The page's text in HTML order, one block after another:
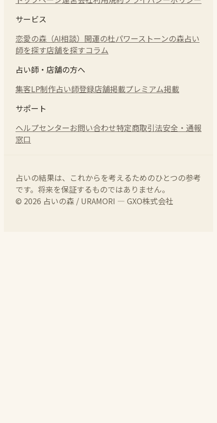
サービス
恋愛の森（AI相談） 開運の杜パワーストーンの森占い
師を探す店舗を探すコラム
占い師・店舗の方へ
集客LP制作占い師登録店舗掲載プレミアム掲載
サポート
ヘルプセンターお問い合わせ特定商取引法安全・通報
窓口
占いの結果は、これからを考えるためのひとつの参考
です。将来を保証するものではありません。
© 2026 占いの森 / URAMORI — GXO株式会社